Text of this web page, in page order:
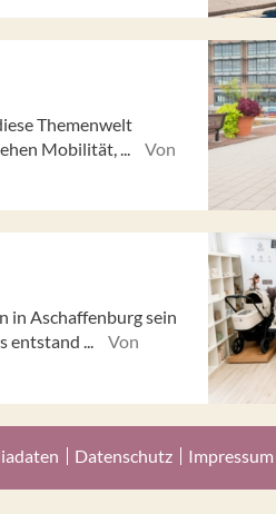
Themenwelt
Mobilität, ...
Von
in Aschaffenburg sein
entstand ...
Von
Datenschutz Impressum